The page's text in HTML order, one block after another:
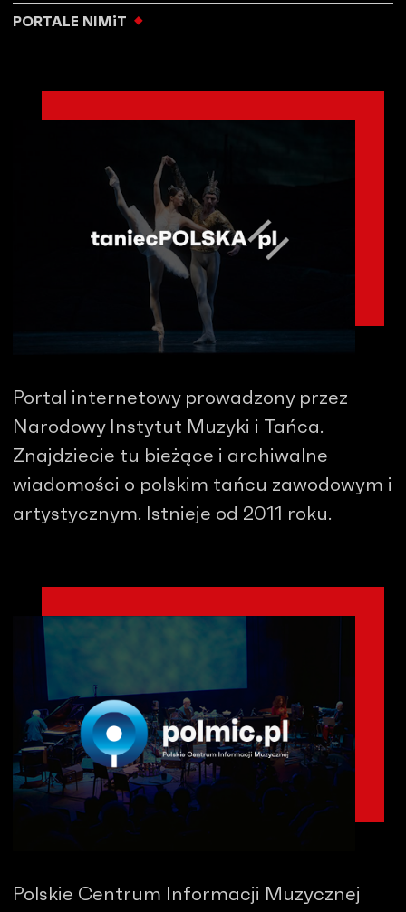
PORTALE NIMiT
Portal internetowy prowadzony przez
Narodowy Instytut Muzyki i Tańca.
Znajdziecie tu bieżące i archiwalne
wiadomości o polskim tańcu zawodowym i
artystycznym. Istnieje od 2011 roku.
Polskie Centrum Informacji Muzycznej